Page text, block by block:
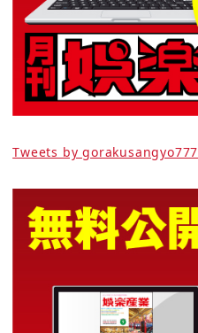
Tweets by gorakusangyo777